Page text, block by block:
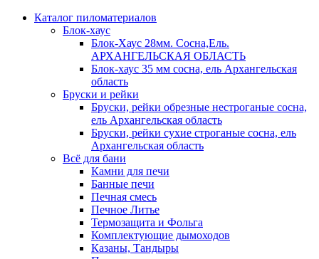
Каталог пиломатериалов
Блок-хаус
Блок-Хаус 28мм. Сосна,Ель.
АРХАНГЕЛЬСКАЯ ОБЛАСТЬ
Блок-хаус 35 мм сосна, ель Архангельская
область
Бруски и рейки
Бруски, рейки обрезные нестроганые сосна,
ель Архангельская область
Бруски, рейки сухие строганые сосна, ель
Архангельская область
Всё для бани
Камни для печи
Банные печи
Печная смесь
Печное Литье
Термозащита и Фольга
Комплектующие дымоходов
Казаны, Тандыры